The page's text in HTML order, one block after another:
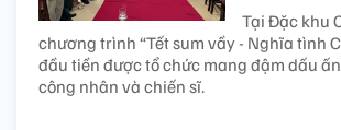
Tại Đặc khu
chương trình “Tết sum vầy - Nghĩa tình
đầu tiền được tổ chức mang đậm dấu
công nhân và chiến sĩ.